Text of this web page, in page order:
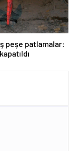
peşe patlamalar: